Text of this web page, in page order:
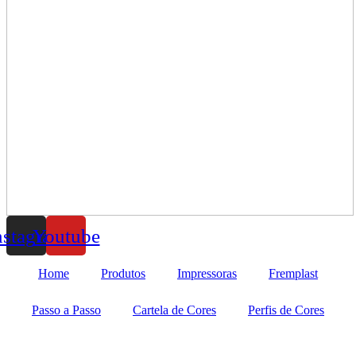
Youtube
Home Produtos Impressoras Fremplast
Passo a Passo Cartela de Cores Perfis de Cores